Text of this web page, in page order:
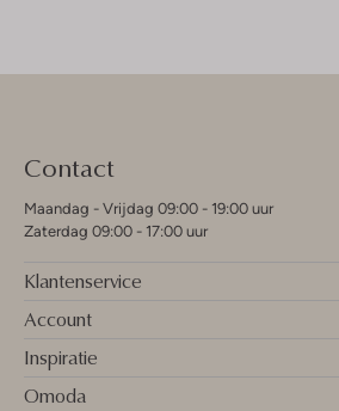
Contact
Maandag - Vrijdag 09:00 - 19:00 uur
Zaterdag 09:00 - 17:00 uur
Klantenservice
Account
Inspiratie
Omoda